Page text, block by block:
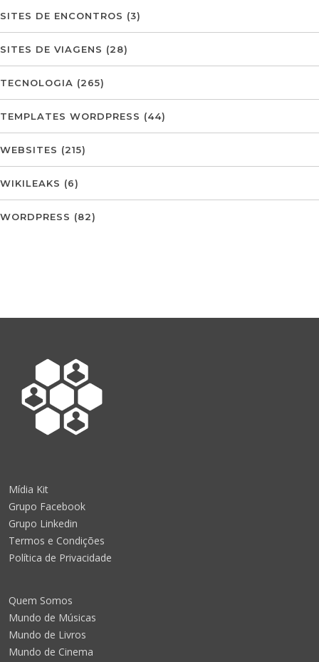
SITES DE ENCONTROS (3)
SITES DE VIAGENS (28)
TECNOLOGIA (265)
TEMPLATES WORDPRESS (44)
WEBSITES (215)
WIKILEAKS (6)
WORDPRESS (82)
Mídia Kit
Grupo Facebook
Grupo Linkedin
Termos e Condições
Política de Privacidade
Quem Somos
Mundo de Músicas
Mundo de Livros
Mundo de Cinema